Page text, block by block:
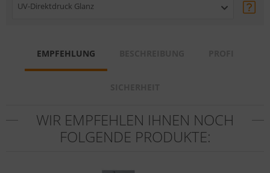
UV-Direktdruck Glanz
EMPFEHLUNG
WIR EMPFEHLEN IHNEN NOCH
FOLGENDE PRODUKTE: